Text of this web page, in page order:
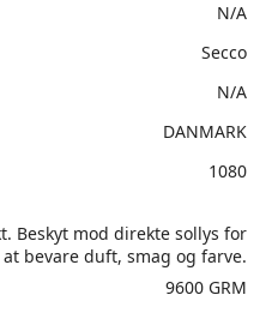
N/A
Secco
N/A
DANMARK
1080
Beskyt mod direkte sollys for
at bevare duft, smag og farve.
9600 GRM